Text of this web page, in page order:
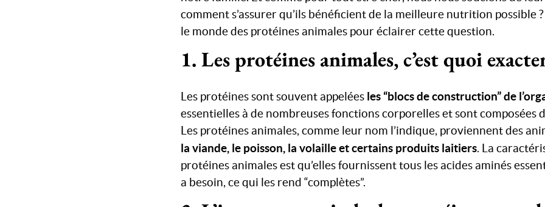
comment s’assurer qu’ils bénéficient de la meilleure nutrition possible
le monde des protéines animales pour éclairer cette question.
1. Les protéines animales, c’est quoi
Les protéines sont souvent appelées les “blocs de construction” de
essentielles à de nombreuses fonctions corporelles et sont composées
Les protéines animales, comme leur nom l’indique, proviennent des
la viande, le poisson, la volaille et certains produits laitiers. La
protéines animales est qu’elles fournissent tous les acides aminés
a besoin, ce qui les rend “complètes”.